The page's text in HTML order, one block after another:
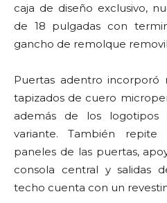
caja de diseño exclusivo,
de 18 pulgadas con
gancho de remolque
Puertas adentro incorporó
tapizados de cuero
además de los
variante. También
paneles de las puertas,
consola central y salidas
techo cuenta con un